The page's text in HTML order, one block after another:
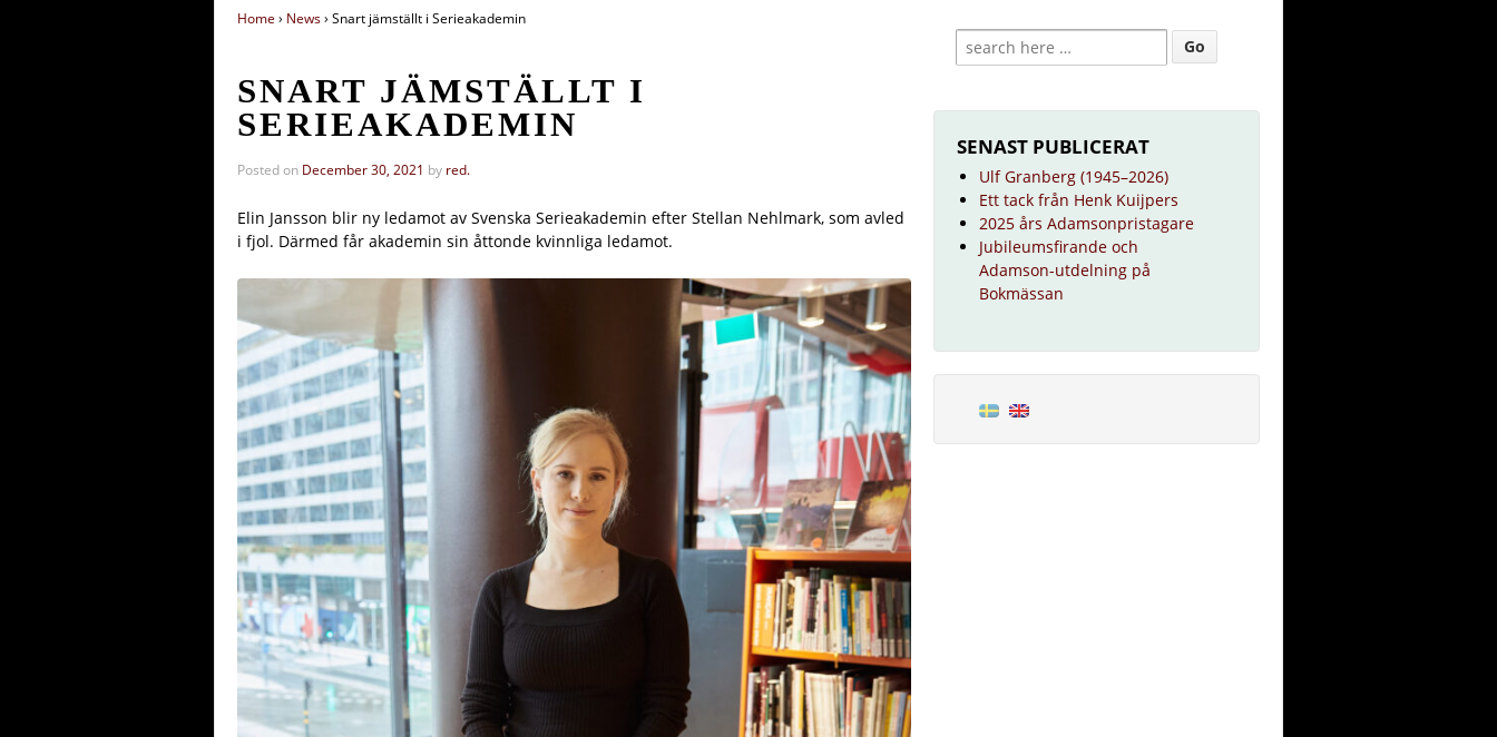
Home › News› Snart jämställt i Serieakademin
SNART JÄMSTÄLLT I
SERIEAKADEMIN
Posted on December 30, 2021 by red.
Elin Jansson blir ny ledamot av Svenska Serieakademin efter Stellan Nehlmark, som avled
i fjol. Därmed får akademin sin åttonde kvinnliga ledamot.
SENAST PUBLICERAT
Ulf Granberg (1945–2026)
Ett tack från Henk Kuijpers
2025 års Adamsonpristagare
Jubileumsfirande och
Adamson-utdelning på
Bokmässan